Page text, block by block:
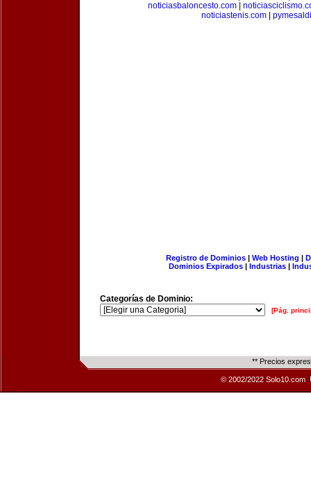
noticiasbaloncesto.com
noticiastenis.com
Registro de Dominios| Web Hosting |
Dominios Expirados | Industrias |
Categorías de Dominio:
[Pág.
** Precios
© 2002/2022 Solo10.com